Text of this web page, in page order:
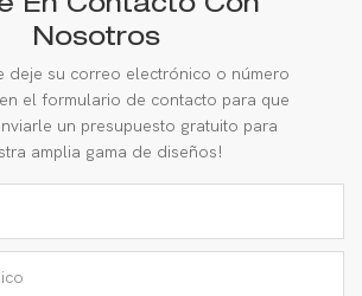
En Contacto Con
Nosotros
deje su correo electrónico o número
el formulario de contacto para que
un presupuesto gratuito para
amplia gama de diseños!